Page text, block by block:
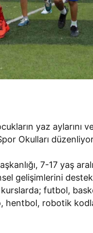
yaz aylarını
Okulları
7-17 yaş
gelişimlerini
futbol,
hentbol, robotik